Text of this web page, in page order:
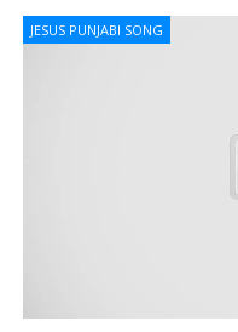
JESUS PUNJABI SONG